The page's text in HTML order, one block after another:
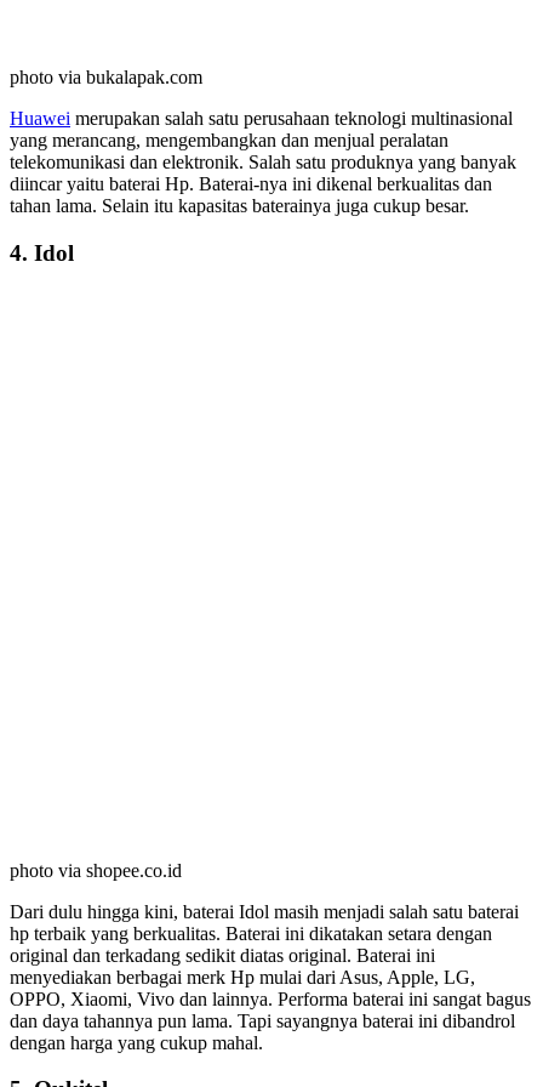
photo via bukalapak.com
Huawei merupakan salah satu perusahaan teknologi multinasional
yang merancang, mengembangkan dan menjual peralatan
telekomunikasi dan elektronik. Salah satu produknya yang banyak
diincar yaitu baterai Hp. Baterai-nya ini dikenal berkualitas dan
tahan lama. Selain itu kapasitas baterainya juga cukup besar.
4. Idol
photo via shopee.co.id
Dari dulu hingga kini, baterai Idol masih menjadi salah satu baterai
hp terbaik yang berkualitas. Baterai ini dikatakan setara dengan
original dan terkadang sedikit diatas original. Baterai ini
menyediakan berbagai merk Hp mulai dari Asus, Apple, LG,
OPPO, Xiaomi, Vivo dan lainnya. Performa baterai ini sangat bagus
dan daya tahannya pun lama. Tapi sayangnya baterai ini dibandrol
dengan harga yang cukup mahal.